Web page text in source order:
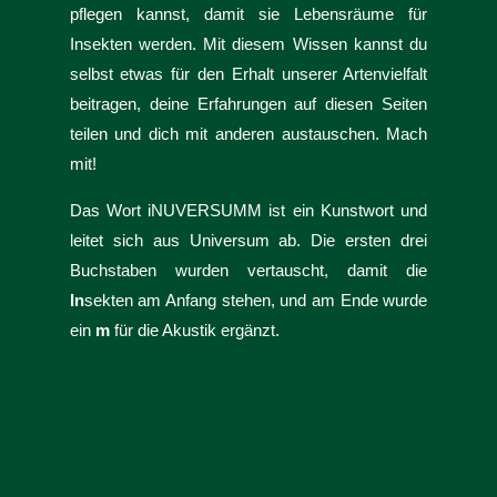
pflegen kannst, damit sie Lebensräume für
Insekten werden. Mit diesem Wissen kannst du
selbst etwas für den Erhalt unserer Artenvielfalt
beitragen, deine Erfahrungen auf diesen Seiten
teilen und dich mit anderen austauschen. Mach
mit!
Das Wort iNUVERSUMM ist ein Kunstwort und
leitet sich aus Universum ab. Die ersten drei
Buchstaben wurden vertauscht, damit die
Insekten am Anfang stehen, und am Ende wurde
ein mfür die Akustik ergänzt.